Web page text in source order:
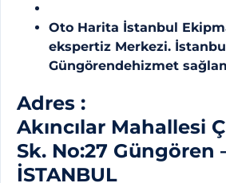
Oto Harita İstanbul
ekspertiz Merkezi.
Güngörendehizmet
Adres :
Akıncılar Mahallesi
Sk. No:27 Güngören
İSTANBUL